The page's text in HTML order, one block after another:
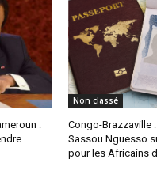
:
Non classé
Congo-Brazzaville
Sassou Nguesso
pour les Africains